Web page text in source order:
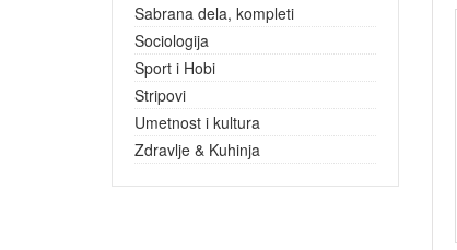
Sabrana dela, kompleti
Sociologija
Sport i Hobi
Stripovi
Umetnost i kultura
Zdravlje & Kuhinja